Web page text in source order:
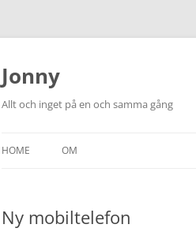
Skip
Jonny
Allt och inget på en och samma gång
HOME OM
Ny mobiltelefon